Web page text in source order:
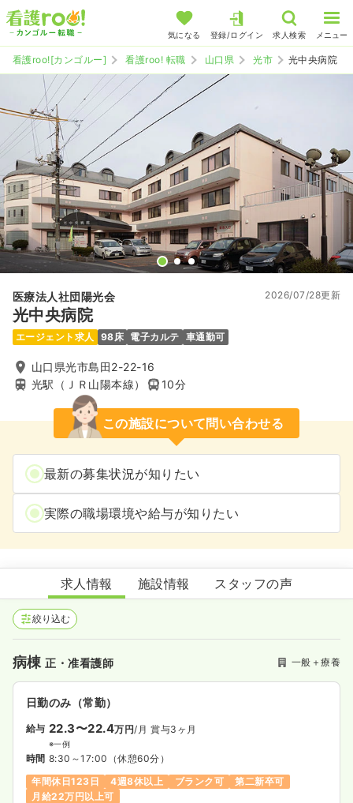
気になる 登録/ログイン 求人検索 メニュー
看護roo![カンゴルー] 看護roo! 転職 山口県 光市 光中央病院
医療法人社団陽光会
光中央病院
2026/07/28更新
エージェント求人 98床 電子カルテ 車通勤可
山口県光市島田2-22-16
光駅（ＪＲ山陽本線）
10分
この施設について問い合わせる
最新の募集状況が知りたい
実際の職場環境や給与が知りたい
光中央病院
求人情報 施設情報 スタッフの声
絞り込む
病棟正・准看護師 一般＋療養
日勤のみ（常勤）
給与 22.3〜22.4万円/月 賞与3ヶ月
※一例
時間 8:30～17:00 （休憩60分）
年間休日123日
4週8休以上 ブランク可
第二新卒可
月給22万円以上可